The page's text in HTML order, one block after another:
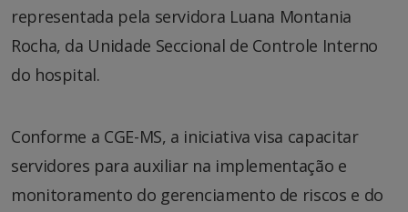
representada pela servidora Luana Montania
Rocha, da Unidade Seccional de Controle Interno
do hospital.
Conforme a CGE-MS, a iniciativa visa capacitar
servidores para auxiliar na implementação e
monitoramento do gerenciamento de riscos e do